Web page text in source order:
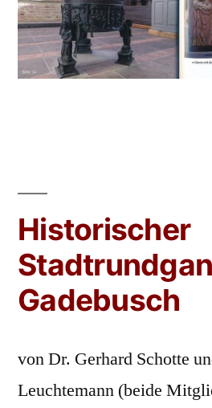
Historischer
Gadebusch
von Dr. Gerhard Schotte
Leuchtemann (beide